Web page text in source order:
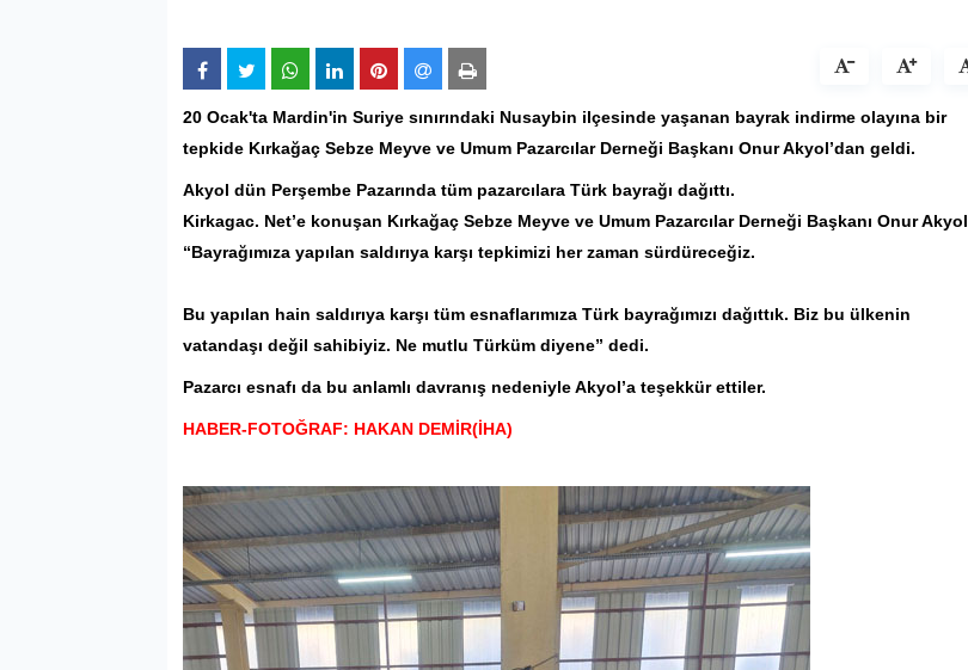
20 Ocak'ta Mardin'in Suriye sınırındaki Nusaybin ilçesinde yaşanan bayrak indirme olayına bir
tepkide Kırkağaç Sebze Meyve ve Umum Pazarcılar Derneği Başkanı Onur Akyol’dan geldi.
Akyol dün Perşembe Pazarında tüm pazarcılara Türk bayrağı dağıttı.
Kirkagac. Net’e konuşan Kırkağaç Sebze Meyve ve Umum Pazarcılar Derneği Başkanı Onur Akyol
“Bayrağımıza yapılan saldırıya karşı tepkimizi her zaman sürdüreceğiz.
Bu yapılan hain saldırıya karşı tüm esnaflarımıza Türk bayrağımızı dağıttık. Biz bu ülkenin
vatandaşı değil sahibiyiz. Ne mutlu Türküm diyene” dedi.
Pazarcı esnafı da bu anlamlı davranış nedeniyle Akyol’a teşekkür ettiler.
HABER-FOTOĞRAF: HAKAN DEMİR(İHA)
GÜNCEL